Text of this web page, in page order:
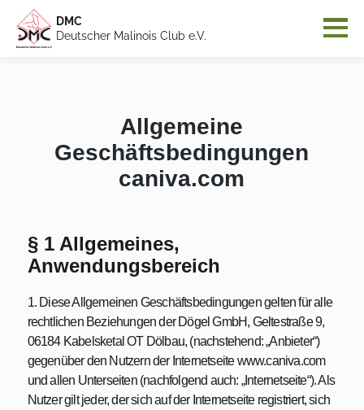
DMC
Deutscher Malinois Club e.V.
Allgemeine
Geschäftsbedingungen
caniva.com
§ 1 Allgemeines,
Anwendungsbereich
1. Diese Allgemeinen Geschäftsbedingungen gelten für alle
rechtlichen Beziehungen der Dögel GmbH, Geltestraße 9,
06184 Kabelsketal OT Dölbau, (nachstehend: „Anbieter“)
gegenüber den Nutzern der Internetseite www.caniva.com
und allen Unterseiten (nachfolgend auch: „Internetseite“). Als
Nutzer gilt jeder, der sich auf der Internetseite registriert, sich